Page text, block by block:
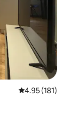
평점 4.95점(5
4.95 (181)